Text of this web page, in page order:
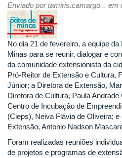
de
Desenho
de
Processo
Pdde
Básico
Sob
a
Perspectiva
da
Uex
Enviado portamiris.camargo... em
No dia 21 de fevereiro, a equipe
Minas para se reunir, dialogar e
da comunidade extensionista da
Pró-Reitor de Extensão e Cultura,
Júnior; a Diretora de Extensão,
Diretora de Cultura, Paula
Centro de Incubação de
(Cieps), Neiva Flávia de Oliveira;
Extensão, Antonio Nadson
Foram realizadas reuniões
de projetos e programas de